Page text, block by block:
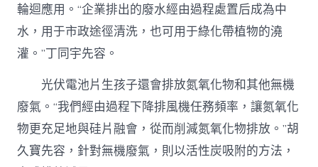
輪迴應用。“企業排出的廢水經由過程處置后成為中
水，用于市政途徑清洗，也可用于綠化帶植物的澆
灌。”丁同宇先容。
光伏電池片生孩子還會排放氮氧化物和其他無機
廢氣。“我們經由過程下降排風機任務頻率，讓氮氧化
物更充足地與硅片融會，從而削減氮氧化物排放。”胡
久寶先容，針對無機廢氣，則以活性炭吸附的方法，